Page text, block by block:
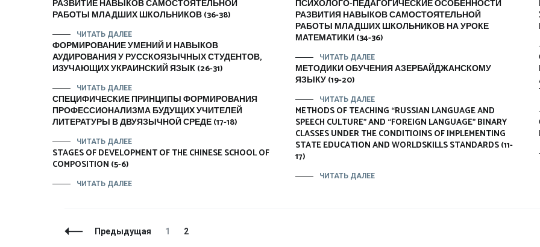
РАЗВИТИЕ НАВЫКОВ САМОСТОЯТЕЛЬНОЙ
РАБОТЫ МЛАДШИХ ШКОЛЬНИКОВ (36-38)
ЧИТАТЬ ДАЛЕЕ
ПСИХОЛОГО-ПЕДАГОГИЧЕСКИЕ ОСОБЕННОСТИ
РАЗВИТИЯ НАВЫКОВ САМОСТОЯТЕЛЬНОЙ
РАБОТЫ МЛАДШИХ ШКОЛЬНИКОВ НА УРОКЕ
МАТЕМАТИКИ (34-36)
ЧИТАТЬ ДАЛЕЕ
ФОРМИРОВАНИЕ УМЕНИЙ И НАВЫКОВ
АУДИРОВАНИЯ У РУССКОЯЗЫЧНЫХ СТУДЕНТОВ,
ИЗУЧАЮЩИХ УКРАИНСКИЙ ЯЗЫК (26-31)
ЧИТАТЬ ДАЛЕЕ
МЕТОДИКИ ОБУЧЕНИЯ АЗЕРБАЙДЖАНСКОМУ
ЯЗЫКУ (19-20)
ЧИТАТЬ ДАЛЕЕ
СПЕЦИФИЧЕСКИЕ ПРИНЦИПЫ ФОРМИРОВАНИЯ
ПРОФЕССИОНАЛИЗМА БУДУЩИХ УЧИТЕЛЕЙ
ЛИТЕРАТУРЫ В ДВУЯЗЫЧНОЙ СРЕДЕ (17-18)
ЧИТАТЬ ДАЛЕЕ
METHODS OF TEACHING “RUSSIAN LANGUAGE AND
SPEECH CULTURE” AND “FOREIGN LANGUAGE” BINARY
CLASSES UNDER THE CONDITIOINS OF IMPLEMENTING
STATE EDUCATION AND WORLDSKILLS STANDARDS (11-
17)
ЧИТАТЬ ДАЛЕЕ
STAGES OF DEVELOPMENT OF THE CHINESE SCHOOL OF
COMPOSITION (5-6)
ЧИТАТЬ ДАЛЕЕ
НавигацияПредыдущая Страница
1 Страница
2